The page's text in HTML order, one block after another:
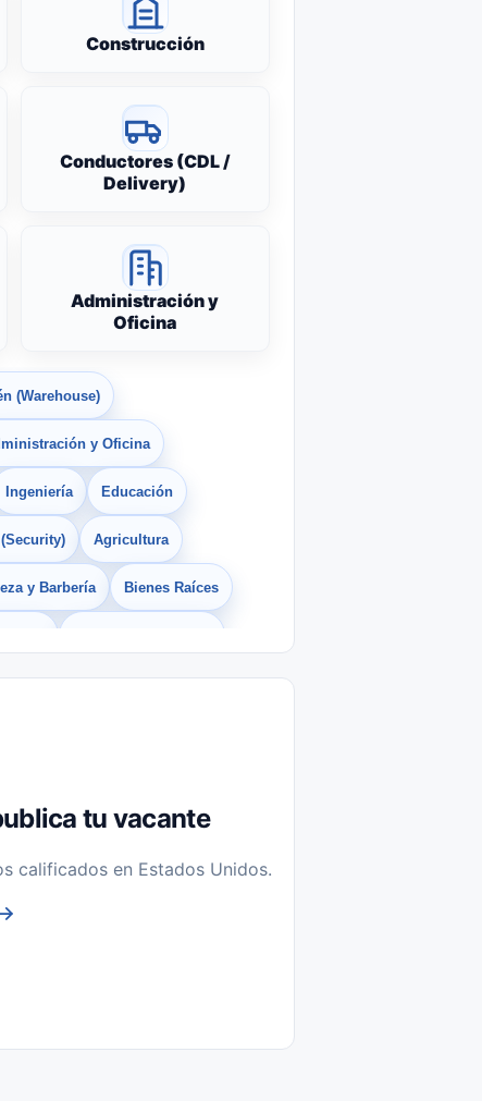
Construcción
Conductores (CDL /
Delivery)
Administración y
Oficina
(Warehouse)
y Oficina
Ingeniería Educación
Agricultura
y Barbería Bienes Raíces
Sin Experiencia
tu vacante
calificados en Estados Unidos.